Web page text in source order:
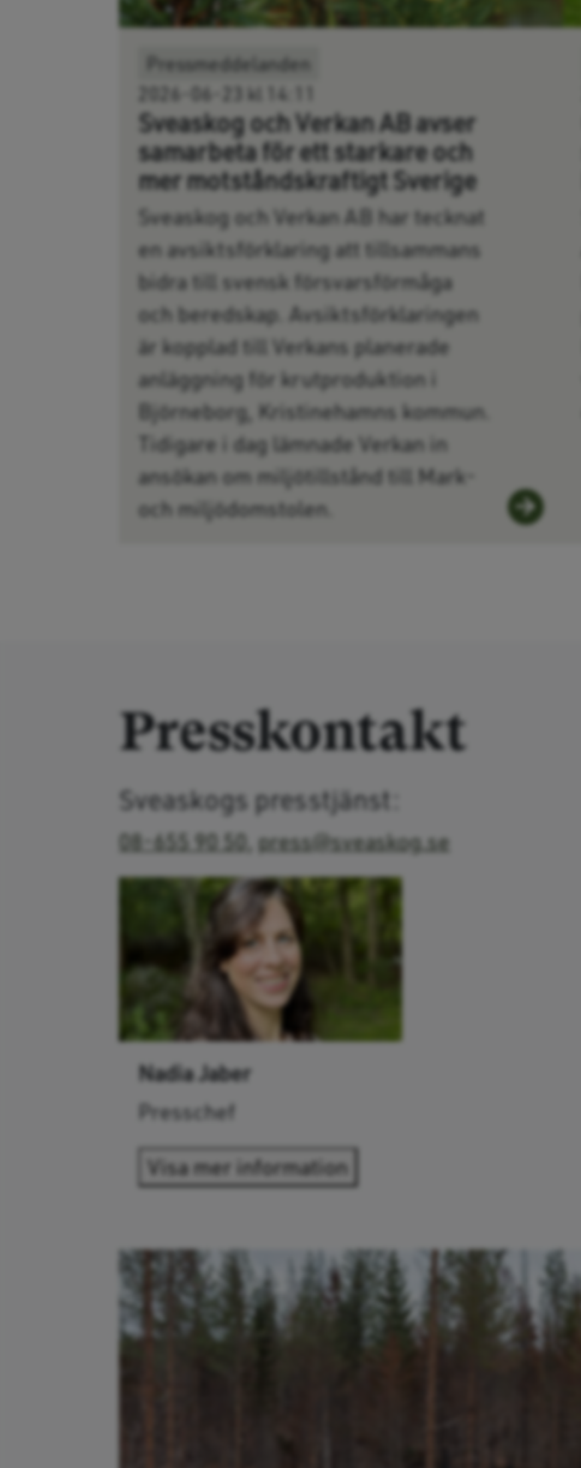
Pressmeddelanden
2026-06-23 kl 14:11
Sveaskog och Verkan AB avser
samarbeta för ett starkare och
mer motståndskraftigt Sverige
Sveaskog och Verkan AB har tecknat
en avsiktsförklaring att tillsammans
bidra till svensk försvarsförmåga
och beredskap. Avsiktsförklaringen
är kopplad till Verkans planerade
anläggning för krutproduktion i
Björneborg, Kristinehamns kommun.
Tidigare i dag lämnade Verkan in
ansökan om miljötillstånd till Mark-
och miljödomstolen.
Presskontakt
Sveaskogs presstjänst:
08-655 90 50, press@sveaskog.se
Nadia Jaber
Presschef
Visa mer information